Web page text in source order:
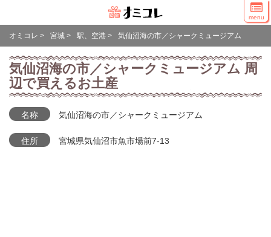
menu
オミコレ > 宮城 > 駅、空港 > 気仙沼海の市／シャークミュージアム
気仙沼海の市／シャークミュージアム 周
辺で買えるお土産
名称 気仙沼海の市／シャークミュージアム
住所 宮城県気仙沼市魚市場前7-13